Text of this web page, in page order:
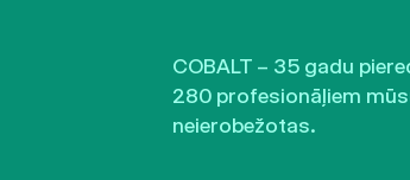
COBALT – 35 gadu
280 profesionāļiem
neierobežotas.